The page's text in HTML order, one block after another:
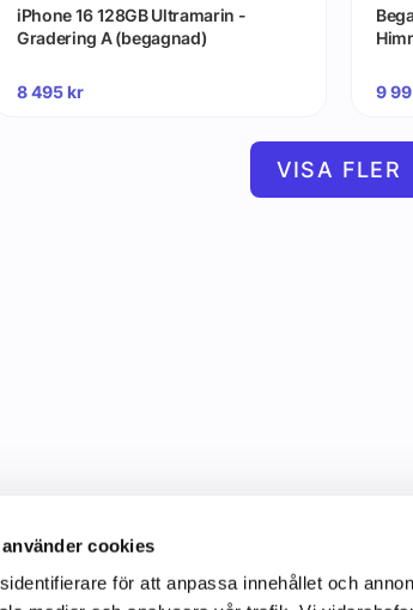
cookies
för att anpassa innehållet och
iPhone 16 128GB Ultramarin -
Gradering A (begagnad)
8 495kr 9
VISA FLER
C&C